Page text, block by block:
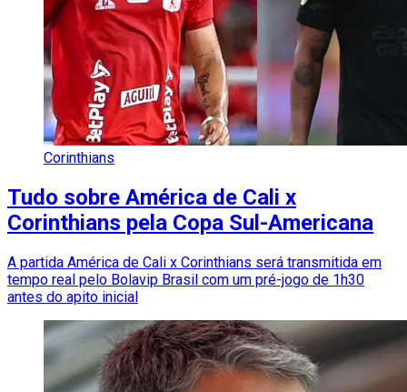
Corinthians
Tudo sobre América de Cali x
Corinthians pela Copa Sul-Americana
A partida América de Cali x Corinthians será transmitida em
tempo real pelo Bolavip Brasil com um pré-jogo de 1h30
antes do apito inicial